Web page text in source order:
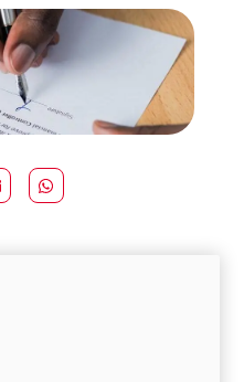
o que você